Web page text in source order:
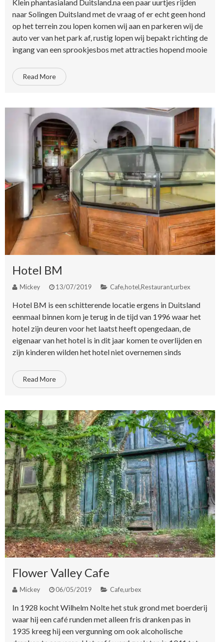
Klein phantasialand Duitsland.na een paar uurtjes rijden
naar Solingen Duitsland met de vraag of er echt geen hond
op het terrein zou lopen komen wij aan en parkeren wij de
auto ver van het park af, rustig lopen wij bepakt richting de
ingang van een sprookjesbos met attracties hopend mooie
Read More
Hotel BM
Mickey 13/07/2019 Cafe,hotel,Restaurant,urbex
Hotel BM is een schitterende locatie ergens in Duitsland
eenmaal binnen kom je terug in de tijd van 1996 waar het
hotel zijn deuren voor het laatst heeft opengedaan, de
eigenaar van het hotel is in dit jaar komen te overlijden en
zijn kinderen wilden het hotel niet overnemen sinds
Read More
Flower Valley Cafe
Mickey 06/05/2019 Cafe,urbex
In 1928 kocht Wilhelm Nolte het stuk grond met boerderij
waar hij een café runden met alleen fris dranken pas in
1935 kreeg hij een vergunning om ook alcoholische